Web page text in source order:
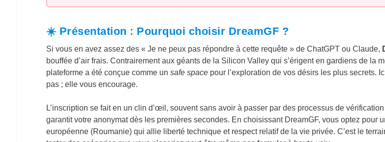
☀️ Présentation : Pourquoi choisir DreamGF ?
Si vous en avez assez des « Je ne peux pas répondre à cette requête » de ChatGPT ou Claude,
bouffée d’air frais. Contrairement aux géants de la Silicon Valley qui s’érigent en gardiens de la
plateforme a été conçue comme un safe spacepour l’exploration de vos désirs les plus secrets.
pas ; elle vous encourage.
L’inscription se fait en un clin d’œil, souvent sans avoir à passer par des processus de
garantit votre anonymat dès les premières secondes. En choisissant DreamGF, vous optez pour
européenne (Roumanie) qui allie liberté technique et respect relatif de la vie privée. C’est le